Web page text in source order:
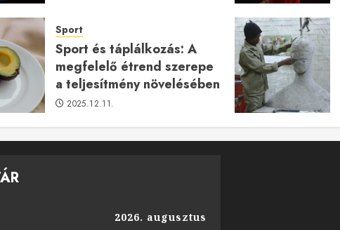
Sport
Sport és táplálkozás: A
megfelelő étrend szerepe
a teljesítmény növelésében
2025.12.11.
2026. augusztus